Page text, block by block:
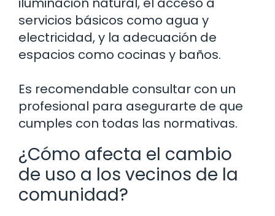
servicios básicos como agua y
electricidad, y la adecuación de
espacios como cocinas y baños.
Es recomendable consultar con un
profesional para asegurarte de que
cumples con todas las normativas.
¿Cómo afecta el cambio
de uso a los vecinos de la
comunidad?